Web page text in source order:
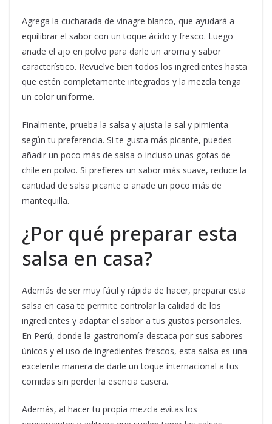
Agrega la cucharada de vinagre blanco, que ayudará a
equilibrar el sabor con un toque ácido y fresco. Luego
añade el ajo en polvo para darle un aroma y sabor
característico. Revuelve bien todos los ingredientes hasta
que estén completamente integrados y la mezcla tenga
un color uniforme.
Finalmente, prueba la salsa y ajusta la sal y pimienta
según tu preferencia. Si te gusta más picante, puedes
añadir un poco más de salsa o incluso unas gotas de
chile en polvo. Si prefieres un sabor más suave, reduce la
cantidad de salsa picante o añade un poco más de
mantequilla.
¿Por qué preparar esta
salsa en casa?
Además de ser muy fácil y rápida de hacer, preparar esta
salsa en casa te permite controlar la calidad de los
ingredientes y adaptar el sabor a tus gustos personales.
En Perú, donde la gastronomía destaca por sus sabores
únicos y el uso de ingredientes frescos, esta salsa es una
excelente manera de darle un toque internacional a tus
comidas sin perder la esencia casera.
Además, al hacer tu propia mezcla evitas los